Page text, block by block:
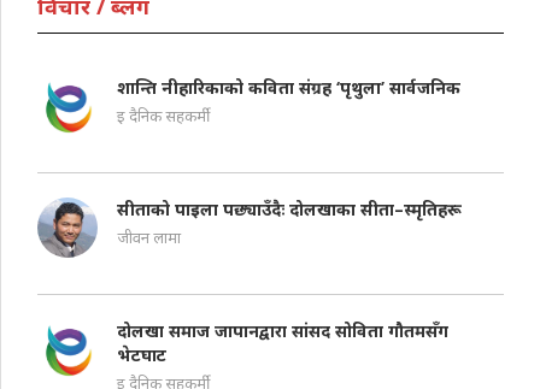
विचार / ब्लग
शान्ति नीहारिकाको कविता संग्रह ‘पृथुला’ सार्वजनिक
इ दैनिक सहकर्मी
सीताको पाइला पछ्याउँदैः दोलखाका सीता–स्मृतिहरू
जीवन लामा
दोलखा समाज जापानद्वारा सांसद सोविता गौतमसँग
भेटघाट
इ दैनिक सहकर्मी